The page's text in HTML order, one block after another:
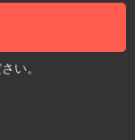
い。